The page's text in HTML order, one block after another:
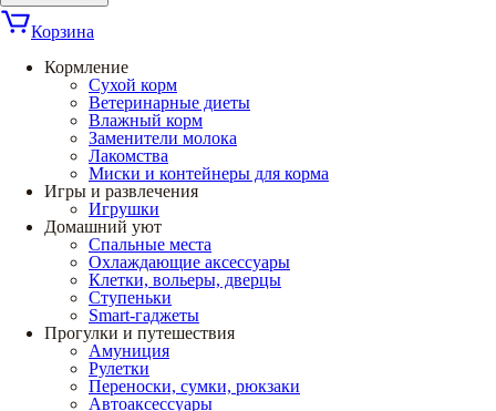
Корзина
Кормление
Сухой корм
Ветеринарные диеты
Влажный корм
Заменители молока
Лакомства
Миски и контейнеры для корма
Игры и развлечения
Игрушки
Домашний уют
Спальные места
Охлаждающие аксессуары
Клетки, вольеры, дверцы
Ступеньки
Smart-гаджеты
Прогулки и путешествия
Амуниция
Рулетки
Переноски, сумки, рюкзаки
Автоаксессуары